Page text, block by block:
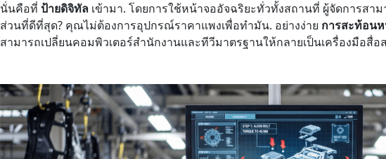
นั่นคือที่ ป้ายดิจิทัล เข้ามา. โดยการใช้หน้าจออัจฉริยะทั่วทั้งสถานที่ ผู้จัดการสา
ส่วนที่ดีที่สุด? คุณไม่ต้องการอุปกรณ์ราคาแพงเพื่อทำมัน. อย่างง่าย การสะท้อน
สามารถเปลี่ยนคอมพิวเตอร์สำนักงานและทีวีมาตรฐานให้กลายเป็นเครื่องมือสื่อ